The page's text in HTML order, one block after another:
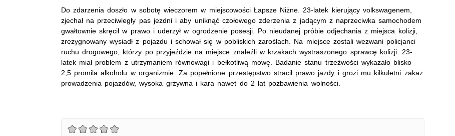
Do zdarzenia doszło w sobotę wieczorem w miejscowości Łapsze Niżne. 23-latek kierujący volkswagenem,
zjechał na przeciwległy pas jezdni i aby uniknąć czołowego zderzenia z jadącym z naprzeciwka samochodem
gwałtownie skręcił w prawo i uderzył w ogrodzenie posesji. Po nieudanej próbie odjechania z miejsca kolizji,
zrezygnowany wysiadł z pojazdu i schował się w pobliskich zaroślach. Na miejsce zostali wezwani policjanci
ruchu drogowego, którzy po przyjeździe na miejsce znaleźli w krzakach wystraszonego sprawcę kolizji. 23-
latek miał problem z utrzymaniem równowagi i bełkotliwą mowę. Badanie stanu trzeźwości wykazało blisko
2,5 promila alkoholu w organizmie. Za popełnione przestępstwo stracił prawo jazdy i grozi mu kilkuletni zakaz
prowadzenia pojazdów, wysoka grzywna i kara nawet do 2 lat pozbawienia wolności.